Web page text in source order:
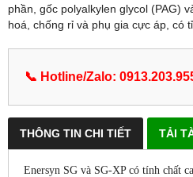
phần, gốc polyalkylen glycol (PAG)
hoá, chống rỉ và phụ gia cực áp, có
📞 Hotline/Zalo:
THÔNG TIN CHI TIẾT TẢI
Enersyn SG và SG-XP có tính chất